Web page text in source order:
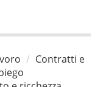
Contratti e